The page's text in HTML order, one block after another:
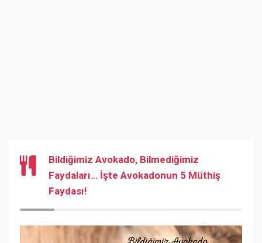
Bildiğimiz Avokado, Bilmediğimiz
Faydaları… İşte Avokadonun 5 Müthiş
Faydası!